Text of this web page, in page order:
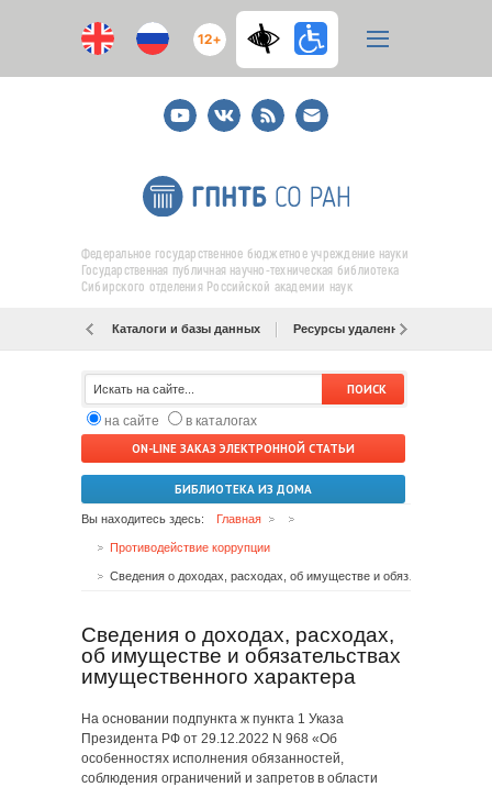
12+
YoutubeВКонтакте
RSS
E-
mail
подписка
Федеральное государственное бюджетное учреждение науки
Государственная публичная научно-техническая библиотека
Сибирского отделения Российской академии наук
Каталоги и базы данных Ресурсы удаленного доступа
на сайте
в каталогах
ON-LINE ЗАКАЗ ЭЛЕКТРОННОЙ СТАТЬИ
БИБЛИОТЕКА ИЗ ДОМА
Вы находитесь здесь: Главная
Противодействие коррупции
Сведения о доходах, расходах,
об имуществе и обязательствах
имущественного характера
На основании подпункта ж пункта 1 Указа
Президента РФ от 29.12.2022 N 968 «Об
особенностях исполнения обязанностей,
соблюдения ограничений и запретов в области